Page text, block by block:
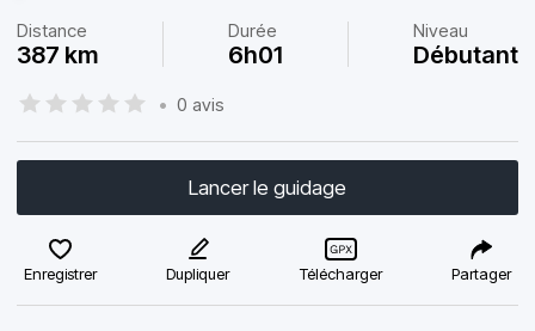
Distance
387 km
Durée
6h01
Niveau
Débutant
• 0 avis
Lancer le guidage
Enregistrer Dupliquer Télécharger Partager